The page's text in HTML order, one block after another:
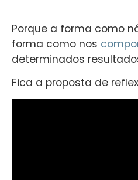
Porque a forma como
forma como nos
determinados
Fica a proposta de